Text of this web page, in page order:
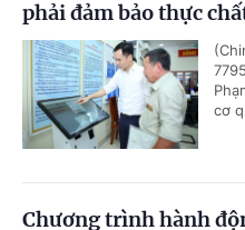
phải đảm bảo thực
cơ
Chương trình hành